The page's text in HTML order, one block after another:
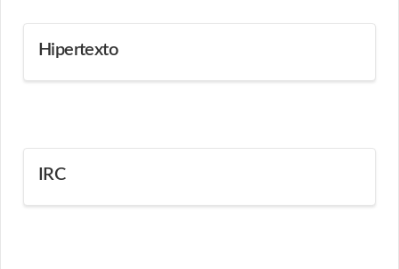
Hipertexto
IRC